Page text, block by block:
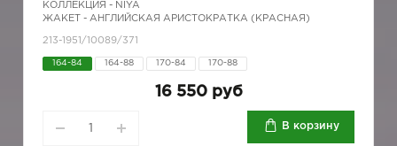
КОЛЛЕКЦИЯ - NIYA
ЖАКЕТ - АНГЛИЙСКАЯ АРИСТОКРАТКА (КРАСНАЯ)
213-1951/10089/371
164-84 164-88 170-84 170-88
16 550 руб
В корзину